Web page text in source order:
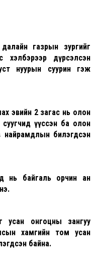
далайн газрын зургийг
хэлбэрээр дүрсэлсэн
нуурын суурин гэж
эвийн 2 загас нь олон
үүссэн ба олон
билэгдсэн
нь байгаль орчин ан
усан онгоцны зангуу
хамгийн том усан
байна.